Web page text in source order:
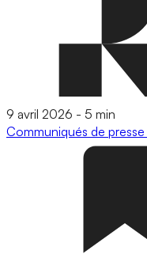
9 avril 2026 - 5 min
Communiqués de presse